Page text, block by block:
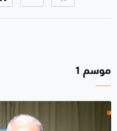
موسم 1